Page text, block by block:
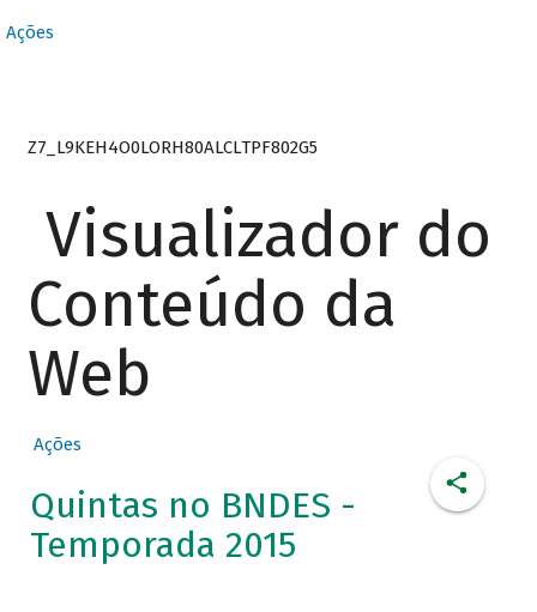
Ações
Z7_L9KEH4O0LORH80ALCLTPF802G5
Visualizador do
Conteúdo da
Web
Ações
Quintas no BNDES -
Temporada 2015